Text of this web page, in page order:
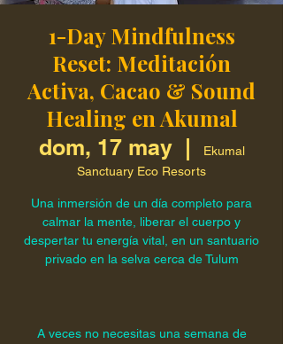
1-Day Mindfulness
Reset: Meditación
Activa, Cacao & Sound
Healing en Akumal
dom, 17 may
  |
Ekumal
Sanctuary Eco Resorts
Una inmersión de un día completo para
calmar la mente, liberar el cuerpo y
despertar tu energía vital, en un santuario
privado en la selva cerca de Tulum
A veces no necesitas una semana de